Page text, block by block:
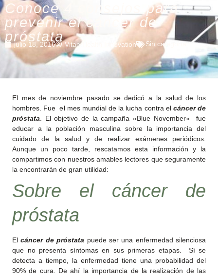
Conoce 4 consejos para
prevenir el cáncer de
próstata
julio 18, 2016 Vitae Health Innovation Sin categoría
El mes de noviembre pasado se dedicó a la salud de los
hombres. Fue el mes mundial de la lucha contra el cáncer de
próstata . El objetivo de la campaña «Blue November» fue
educar a la población masculina sobre la importancia del
cuidado de la salud y de realizar exámenes periódicos.
Aunque un poco tarde, rescatamos esta información y la
compartimos con nuestros amables lectores que seguramente
la encontrarán de gran utilidad:
Sobre el cáncer de
próstata
Elcáncer de próstata puede ser una enfermedad silenciosa
que no presenta síntomas en sus primeras etapas. Sí se
detecta a tiempo, la enfermedad tiene una probabilidad del
90% de cura. De ahí la importancia de la realización de las